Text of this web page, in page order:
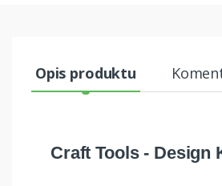
Opis produktu
Craft Tools - Design